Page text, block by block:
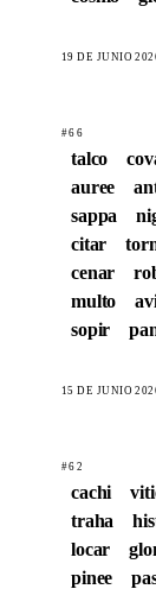
19 DE JUNIO
#66
talco
auree
sappa
citar
cenar
multo
sopir
15 DE JUNIO
#62
cachi
traha
locar
pinee